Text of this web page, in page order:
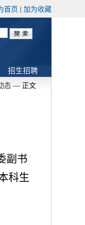
首页 加为收藏
招生招聘
态 — 正文
副书
科生